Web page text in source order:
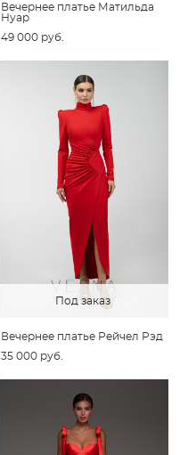
Вечернее платье Матильда
Нуар
49 000 pуб.
Под заказ
Вечернее платье Рейчел Рэд
35 000 pуб.